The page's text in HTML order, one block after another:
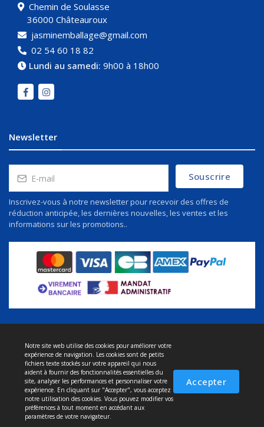
Chemin de Soulasse
36000 Châteauroux
jasminemballage@gmail.com
02 54 60 18 82
Lundi au samedi: 9h00 à 18h00
Newsletter
Souscrire
Inscrivez-vous à notre newsletter pour recevoir des offres de
réduction anticipée, les dernières nouvelles, les ventes et les
informations sur les promotions..
À propos de nous
Politique de confidentialité
Conditions et service
Politique de retour
Livraison
Notre site web utilise des cookies pour améliorer votre
expérience de navigation. Les cookies sont de petits
fichiers texte stockés sur votre appareil qui nous
aident à fournir des fonctionnalités essentielles du
site, analyser les performances et personnaliser votre
expérience. En cliquant sur "Accepter", vous acceptez
notre utilisation des cookies. Vous pouvez modifier vos
préférences à tout moment en accédant aux
paramètres de votre navigateur.
Accepter